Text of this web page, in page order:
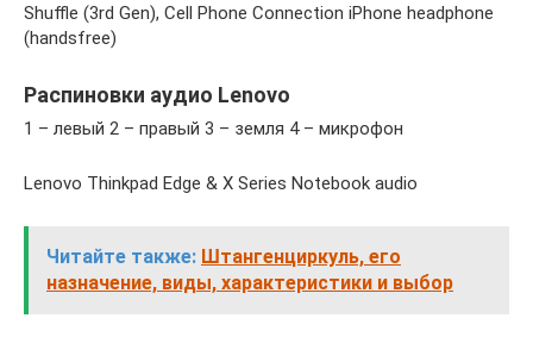
Shuffle (3rd Gen), Cell Phone Connection iPhone headphone
(handsfree)
Распиновки аудио Lenovo
1 – левый 2 – правый 3 – земля 4 – микрофон
Lenovo Thinkpad Edge & X Series Notebook audio
Читайте также: Штангенциркуль, его
назначение, виды, характеристики и выбор